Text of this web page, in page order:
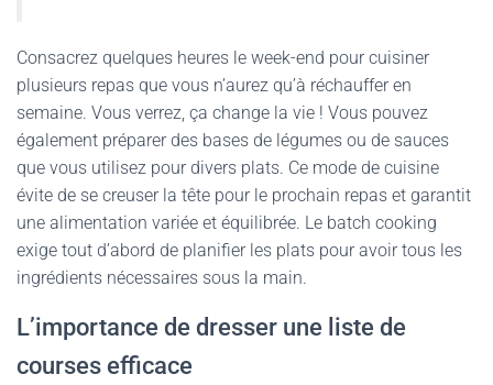
Consacrez quelques heures le week-end pour cuisiner
plusieurs repas que vous n’aurez qu’à réchauffer en
semaine. Vous verrez, ça change la vie ! Vous pouvez
également préparer des bases de légumes ou de sauces
que vous utilisez pour divers plats. Ce mode de cuisine
évite de se creuser la tête pour le prochain repas et garantit
une alimentation variée et équilibrée. Le batch cooking
exige tout d’abord de planifier les plats pour avoir tous les
ingrédients nécessaires sous la main.
L’importance de dresser une liste de
courses efficace